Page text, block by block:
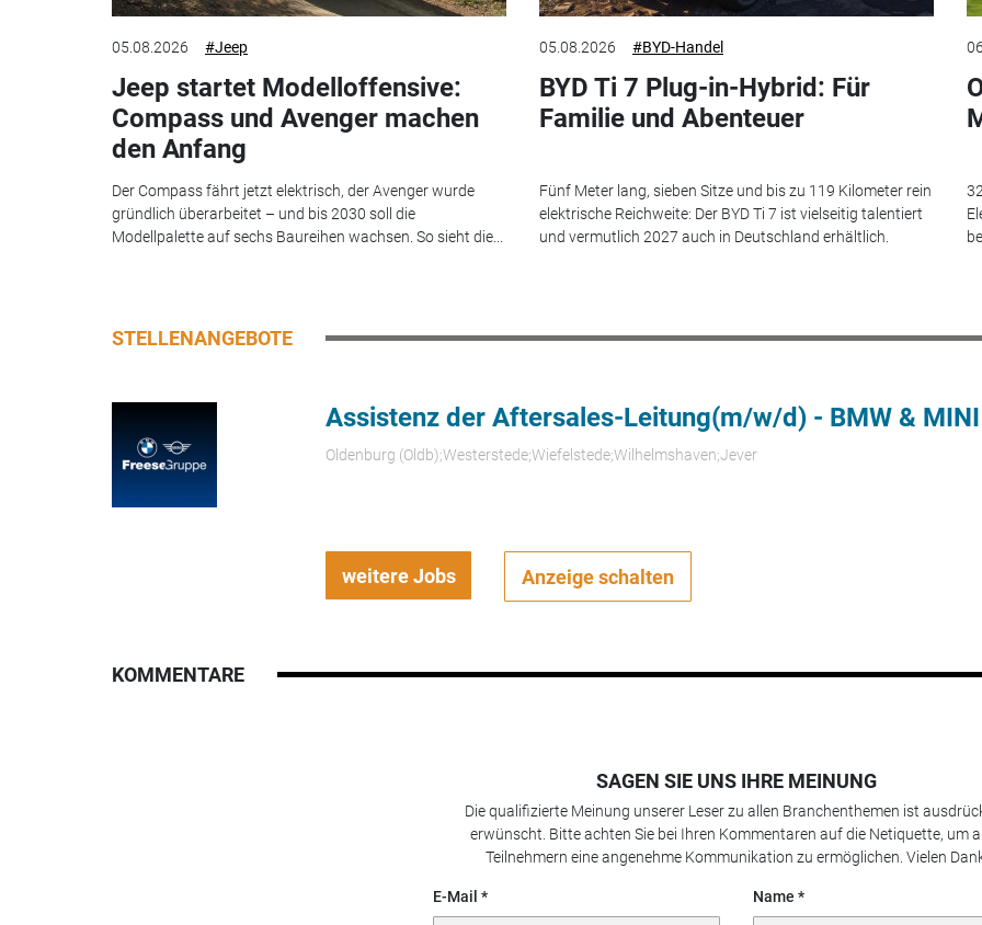
05.08.2026 #Jeep
Jeep startet Modelloffensive:
Compass und Avenger machen
den Anfang
Der Compass fährt jetzt elektrisch, der Avenger wurde
gründlich überarbeitet – und bis 2030 soll die
Modellpalette auf sechs Baureihen wachsen. So sieht die...
05.08.2026 #BYD-Handel
BYD Ti 7 Plug-in-Hybrid: Für
Familie und Abenteuer
Fünf Meter lang, sieben Sitze und bis zu 119 Kilometer rein
elektrische Reichweite: Der BYD Ti 7 ist vielseitig talentiert
und vermutlich 2027 auch in Deutschland erhältlich.
STELLENANGEBOTE
Assistenz der Aftersales-Leitung(m/w/d) - BMW & MINI
Oldenburg (Oldb);Westerstede;Wiefelstede;Wilhelmshaven;Jever
weitere Jobs Anzeige schalten
KOMMENTARE
SAGEN SIE UNS IHRE MEINUNG
Die qualifizierte Meinung unserer Leser zu allen Branchenthemen ist
erwünscht. Bitte achten Sie bei Ihren Kommentaren auf die Netiquette, um
Teilnehmern eine angenehme Kommunikation zu ermöglichen. Vielen
E-Mail Name